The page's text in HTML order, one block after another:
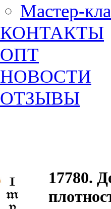
Мастер-
КОНТАКТЫ
ОПТ
НОВОСТИ
ОТЗЫВЫ
17780.